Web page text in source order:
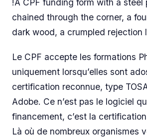
chained through the corner, a
dark wood, a crumpled rejection
Le CPF accepte les formations
uniquement lorsqu’elles sont
certification reconnue, type
Adobe. Ce n’est pas le logiciel
financement, c’est la
Là où de nombreux organismes